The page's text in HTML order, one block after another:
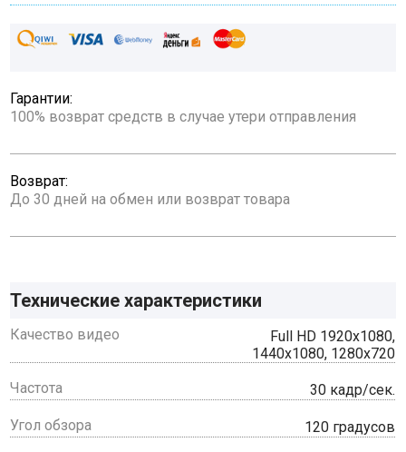
Гарантии:
100% возврат средств в случае утери отправления
Возврат:
До 30 дней на обмен или возврат товара
Технические характеристики
Качество видео
Full HD 1920x1080,
1440x1080, 1280x720
Частота
30 кадр/сек.
Угол обзора 120 градусов